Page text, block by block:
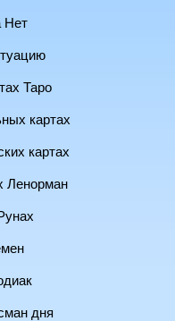
Нет
Таро
картах
картах
Ленорман
дня